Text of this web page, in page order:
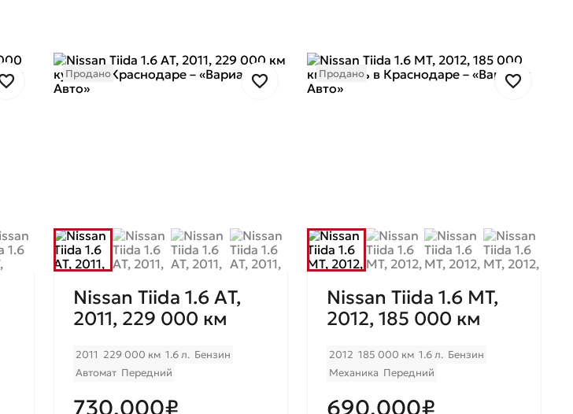
Продано
Nissan Tiida 1.6 AТ,
2011, 229 000 км
2011 229 000 км 1.6 л. Бензин
Автомат Передний
730.000₽
Продано
Nissan Tiida 1.6 MT,
2012, 185 000 км
2012 185 000 км 1.6 л. Бензин
Механика Передний
690.000₽